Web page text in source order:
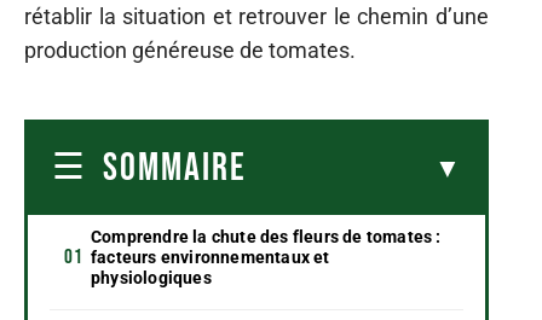
rétablir la situation et retrouver le chemin d’une
production généreuse de tomates.
SOMMAIRE
Comprendre la chute des fleurs de tomates :
facteurs environnementaux et
physiologiques